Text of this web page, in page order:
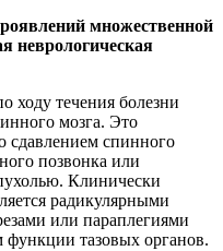
множественной
неврологическая
ходу течения болезни
мозга. Это
сдавлением спинного
позвонка или
Клинически
радикулярными
или параплегиями
тазовых органов.